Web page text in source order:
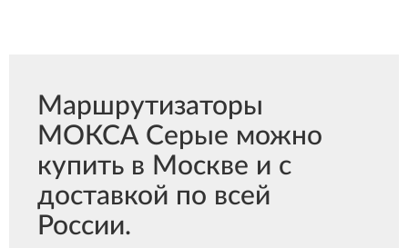
Маршрутизаторы
МОКСА Серые можно
купить в Москве и с
доставкой по всей
России.